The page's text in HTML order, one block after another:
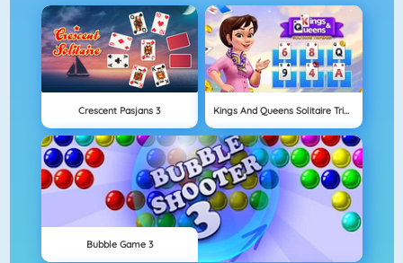
Crescent Pasjans 3 Kings And Queens Solitaire Tripeaks
Bubble Game 3